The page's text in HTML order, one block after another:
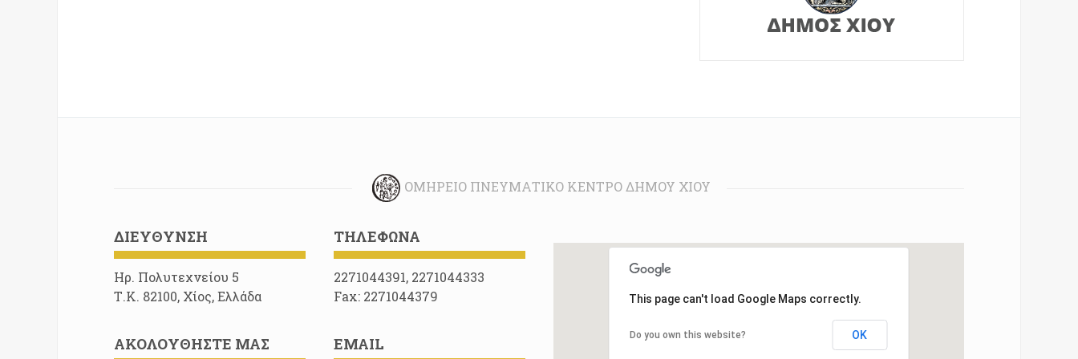
ΟΜΉΡΕΙΟ ΠΝΕΥΜΑΤΙΚΌ ΚΈΝΤΡΟ ΔΉΜΟΥ ΧΊΟΥ
ΔΙΕΎΘΥΝΣΗ
Ηρ. Πολυτεχνείου 5
Τ.Κ. 82100, Χίος, Ελλάδα
ΑΚΟΛΟΥΘΉΣΤΕ ΜΑΣ
ΤΗΛΈΦΩΝΑ
2271044391, 2271044333
Fax: 2271044379
EMAIL
This page can't load Google Maps correctly.
Do you own this website? OK